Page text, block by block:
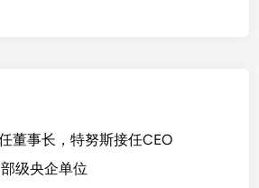
董事长，特努斯接任CEO
级央企单位